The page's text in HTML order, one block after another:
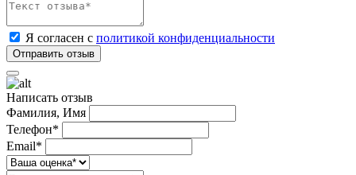
Я согласен с политикой конфиденциальности
Написать отзыв
Фамилия, Имя
Телефон*
Email*